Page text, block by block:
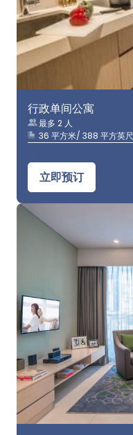
行政单间公寓
最多 2 人
36 平方米/ 388 平方英尺
立即预订